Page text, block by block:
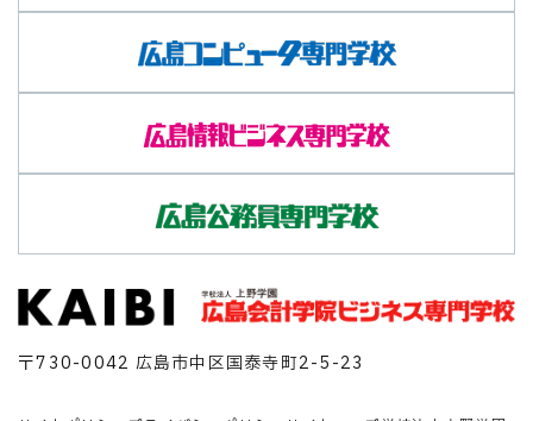
〒730-0042 広島市中区国泰寺町2-5-23